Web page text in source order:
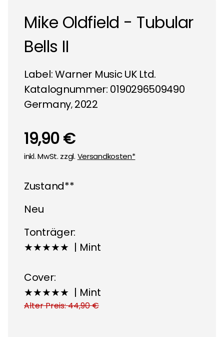
Mike Oldfield - Tubular
Bells II
Label:Warner Music UK Ltd.
Katalognummer: 0190296509490
Germany, 2022
19,90 €
inkl. MwSt. zzgl. Versandkosten*
Zustand**
Neu
Tonträger:
★★★★★ | Mint
Cover:
★★★★★ | Mint
Alter Preis: 44,90 €